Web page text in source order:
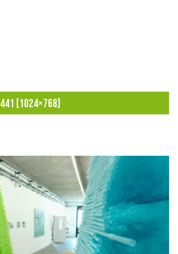
[1024×768]